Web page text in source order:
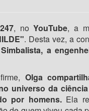
, noYouTube, a
. Desta vez, a
a
Olga
universo da
por homens.Ela